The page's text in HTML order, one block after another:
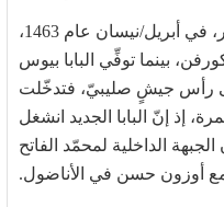
تحرك محمد الفاتح أولاً للقاء المجر، في أبريل/نيسان عام 1463،
بينما توفِّي البابا بيوس
رأس جيشٍ صليبيّ، فتدخّلت
إذ إنّ البابا الجديد انشغل
الداخلية لمحمّد الفاتح
أوزون حسن في الأناضول.